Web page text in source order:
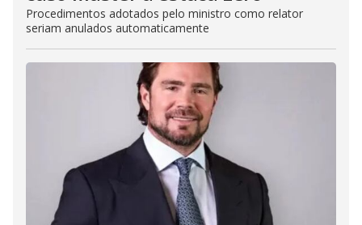
Procedimentos adotados pelo ministro como relator
seriam anulados automaticamente